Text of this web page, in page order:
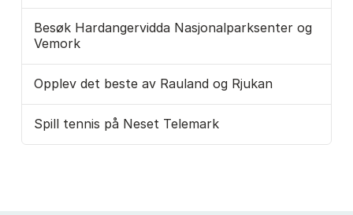
Besøk Hardangervidda Nasjonalparksenter og
Vemork
Opplev det beste av Rauland og Rjukan
Spill tennis på Neset Telemark